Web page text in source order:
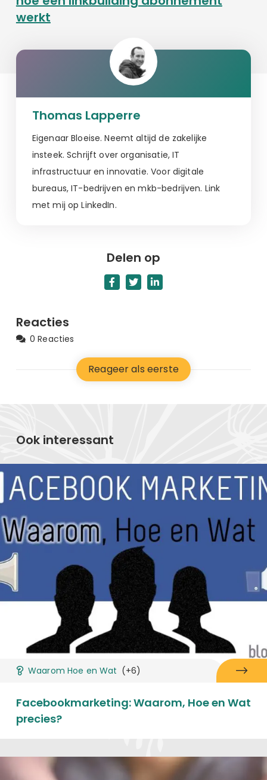
werkt
Thomas Lapperre
Eigenaar Bloeise. Neemt altijd de zakelijke
insteek. Schrijft over organisatie, IT
infrastructuur en innovatie. Voor digitale
bureaus, IT-bedrijven en mkb-bedrijven. Link
met mij op LinkedIn.
Delen op
Reacties
0 Reacties
Reageer als eerste
Ook interessant
Waarom Hoe en Wat (+6)
Facebookmarketing: Waarom, Hoe en Wat
precies?